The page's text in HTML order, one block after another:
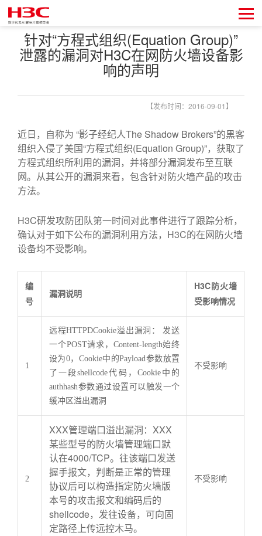
针对“方程式组织(Equation Group)”
泄露的漏洞对H3C在网防火墙设备影
响的声明
【发布时间：2016-09-01】
近日，自称为 “影子经纪人The Shadow Brokers”的黑客
组织入侵了美国“方程式组织(Equation Group)”，获取了
方程式组织所利用的漏洞，并将部分漏洞发布至互联
网。从其公开的漏洞来看，包含针对防火墙产品的攻击
方法。
H3C研发攻防团队第一时间对此事件进行了跟踪分析，
确认对于如下公布的漏洞利用方法，H3C的在网防火墙
设备均不受影响。
编
号
漏洞说明
H3C防火墙
受影响情况
1
远程HTTPDCookie溢出漏洞： 发送
一个POST请求，Content-length始终
设为0，Cookie中的Payload参数放置
了一段shellcode代码，Cookie中的
authhash参数通过设置可以触发一个
缓冲区溢出漏洞
不受影响
2
XXX管理端口溢出漏洞：XXX
某些型号的防火墙管理端口默
认在4000/TCP。往该端口发送
握手报文，判断是正常的管理
协议后可以构造指定防火墙版
本号的攻击报文和编码后的
shellcode，发往设备，可向固
定路径上传远控木马。
不受影响